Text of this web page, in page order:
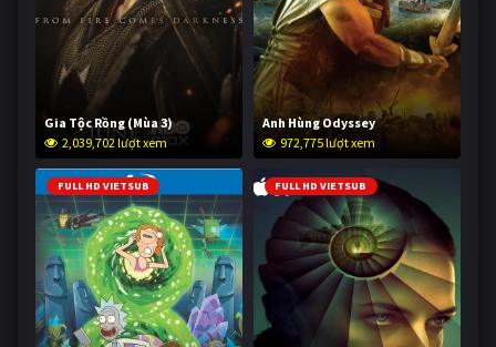
Gia Tộc Rồng (Mùa 3)
2,039,702 lượt xem
Anh Hùng Odyssey
972,775 lượt xem
FULL HD VIETSUB FULL HD VIETSUB